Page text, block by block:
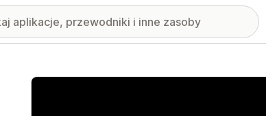
Wyróżnione obrazy w galerii